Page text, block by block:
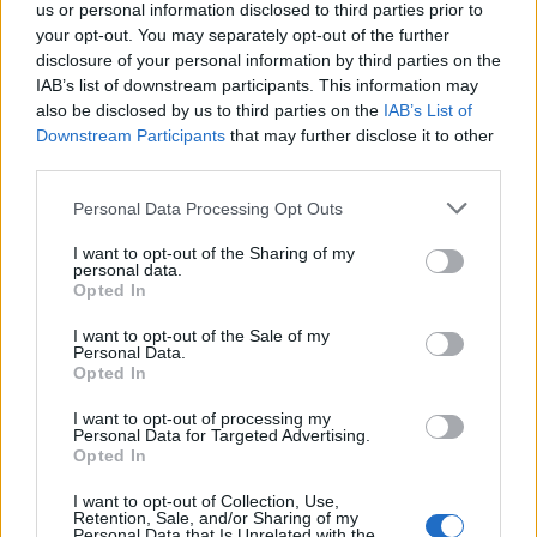
us or personal information disclosed to third parties prior to
your opt-out. You may separately opt-out of the further
disclosure of your personal information by third parties on the
IAB’s list of downstream participants. This information may
also be disclosed by us to third parties on the IAB’s List of
Downstream Participants that may further disclose it to other
Personal Data Processing Opt Outs
I want to opt-out of the Sharing of my
personal data.
Opted In
I want to opt-out of the Sale of my
Personal Data.
Opted In
I want to opt-out of processing my
Personal Data for Targeted Advertising.
Opted In
I want to opt-out of Collection, Use,
Retention, Sale, and/or Sharing of my
ήδη σε Κανόνι, Άγιο Ισίδωρο, 2η
Καντίνα Αεροδρομίου και
Τσαμάκια
Ο αφθώδης πυρετός εξαπλώνεται
και η επιτήρηση πάει... διακοπές
Νέα κρούσματα σε Στύψη και
προσωρινή αποχώρηση κτηνιάτρων
την αντιμετώπιση της νόσου
Τρέχει η διαδικασία των
αιτήσεων στο πρόγραμμα
«Τουρισμός για Όλους»
Δείτε εδώ όλες τις κρίσιμες
ημερομηνίες για την κατάθεση των
αιτήσεων